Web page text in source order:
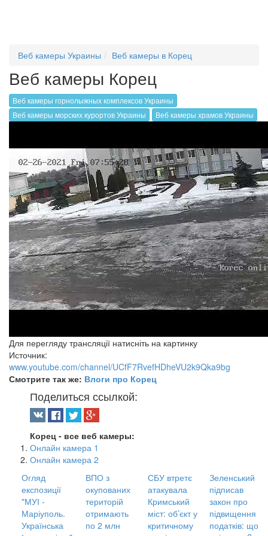
Веб камеры Украины Веб камеры в Корец
Веб камеры Корец
Веб камеры горнолыжных комплексов Украины
Веб камеры морских курортов Украины
Веб камеры храмов Украины
Для перегляду трансляції натисніть на картинку
Источник:
www.youtube.com/channel/UCfF7RvefHDheVU2k9Qka9bg
Смотрите так же: Влоги про Корец
Поделиться ссылкой:
Корец - все веб камеры:
Онлайн камера 1
Онлайн камера 2
Огляд
експозиції
"МУІ -
Маріуполь.
Українська
ВПО з
окупованих
територій
отримають
по 2 млн
СБУ втретє
атакувала
Кримський
міст: об’єкт у
критичному
Зеленський
підписав
закон про
підвищення
податків: що